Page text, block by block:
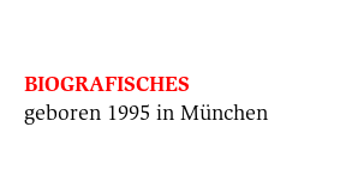
BIOGRAFISCHES
geboren 1995 in München